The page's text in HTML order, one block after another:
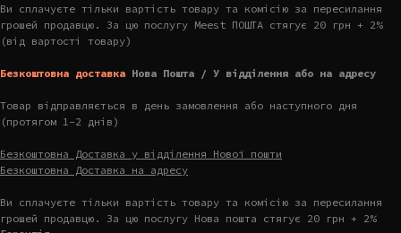
Ви сплачуєте тільки вартість товару та комісію за пересилання
грошей продавцю. За цю послугу Meest ПОШТА стягує 20 грн + 2%
(від вартості товару)
Безкоштовна доставка Нова Пошта / У відділення або на адресу
Товар відправляється в день замовлення або наступного дня
(протягом 1-2 днів)
Безкоштовна Доставка у відділення Нової пошти
Безкоштовна Доставка на адресу
Ви сплачуєте тільки вартість товару та комісію за пересилання
грошей продавцю. За цю послугу Нова пошта стягує 20 грн + 2%